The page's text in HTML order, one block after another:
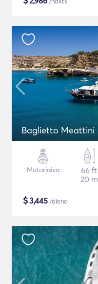
Baglietto Meattini
Motorlaiva
66 ft
20 m
$3,445 /diena